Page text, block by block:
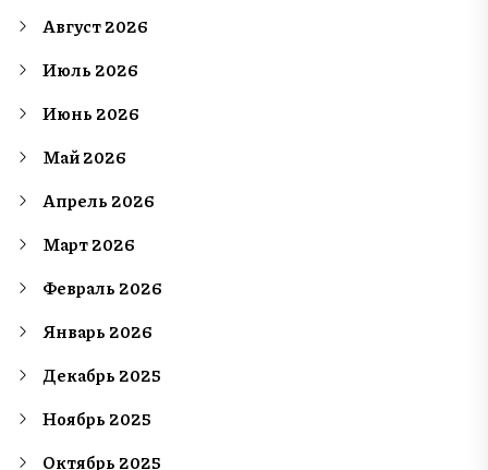
Август 2026
Июль 2026
Июнь 2026
Май 2026
Апрель 2026
Март 2026
Февраль 2026
Январь 2026
Декабрь 2025
Ноябрь 2025
Октябрь 2025